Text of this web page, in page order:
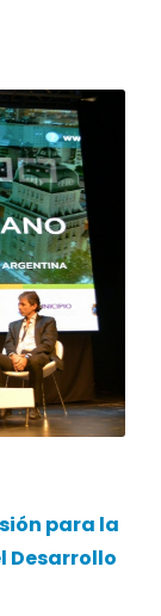
para la
Desarrollo